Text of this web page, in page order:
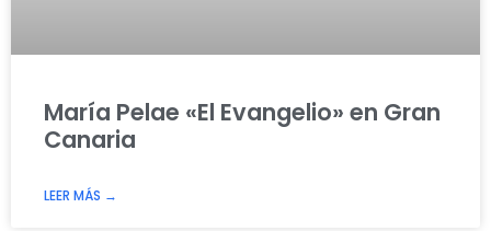
María Pelae «El Evangelio» en Gran
Canaria
LEER MÁS →